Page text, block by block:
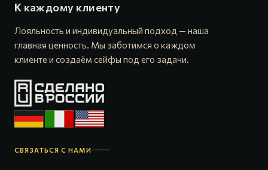
К каждому клиенту
Лояльность и индивидуальный подход — наша
главная ценность. Мы заботимся о каждом
клиенте и создаём сейфы под его задачи.
СВЯЗАТЬСЯ С НАМИ